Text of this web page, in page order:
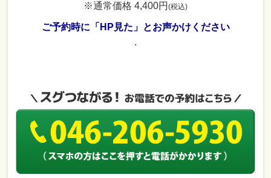
※通常価格 4,400円 (税込)
ご予約時に「HP見た」とお声かけください
.